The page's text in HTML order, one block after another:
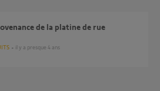
il y a presque 4 ans